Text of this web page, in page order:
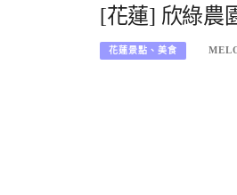
[花蓮] 欣綠農
花蓮景點、美食